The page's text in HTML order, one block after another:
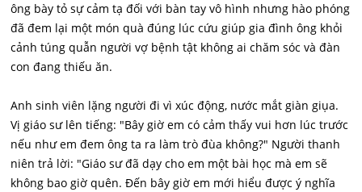
ông bày tỏ sự cảm tạ đối với bàn tay vô hình nhưng hào phóng
đã đem lại một món quà đúng lúc cứu giúp gia đình ông khỏi
cảnh túng quẫn người vợ bệnh tật không ai chăm sóc và đàn
con đang thiếu ăn.
Anh sinh viên lặng người đi vì xúc động, nước mắt giàn giụa.
Vị giáo sư lên tiếng: "Bây giờ em có cảm thấy vui hơn lúc trước
nếu như em đem ông ta ra làm trò đùa không?" Người thanh
niên trả lời: "Giáo sư đã dạy cho em một bài học mà em sẽ
không bao giờ quên. Đến bây giờ em mới hiểu được ý nghĩa